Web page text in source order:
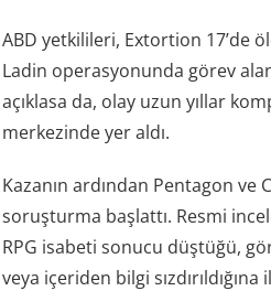
ABD yetkilileri, Extortion 17’de
Ladin operasyonunda görev alan
açıklasa da, olay uzun yıllar
merkezinde yer aldı.
Kazanın ardından Pentagon ve
soruşturma başlattı. Resmi
RPG isabeti sonucu düştüğü,
veya içeriden bilgi